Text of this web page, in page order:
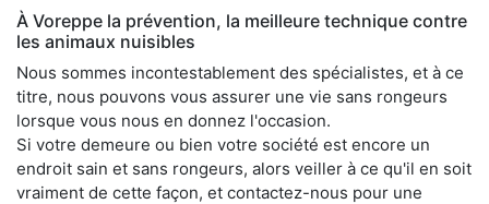
À Voreppe la prévention, la meilleure technique contre
les animaux nuisibles
Nous sommes incontestablement des spécialistes, et à ce
titre, nous pouvons vous assurer une vie sans rongeurs
lorsque vous nous en donnez l'occasion.
Si votre demeure ou bien votre société est encore un
endroit sain et sans rongeurs, alors veiller à ce qu'il en soit
vraiment de cette façon, et contactez-nous pour une